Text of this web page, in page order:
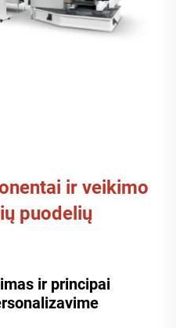
ir veikimo
puodelių
ir principai